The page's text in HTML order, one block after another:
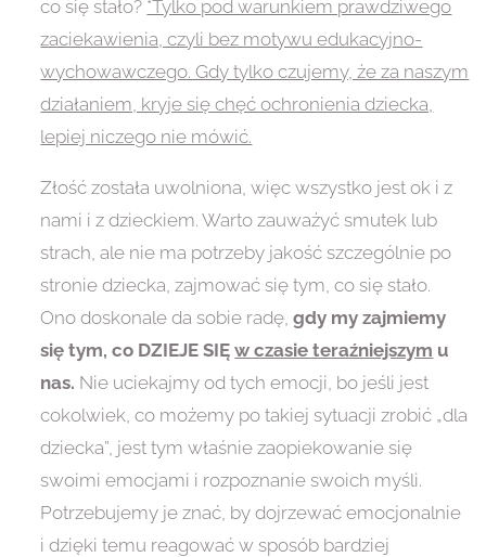
co się stało? *Tylko pod warunkiem prawdziwego
zaciekawienia, czyli bez motywu edukacyjno-
wychowawczego. Gdy tylko czujemy, że za naszym
działaniem, kryje się chęć ochronienia dziecka,
lepiej niczego nie mówić.
Złość została uwolniona, więc wszystko jest ok i z
nami i z dzieckiem. Warto zauważyć smutek lub
strach, ale nie ma potrzeby jakość szczególnie po
stronie dziecka, zajmować się tym, co się stało.
Ono doskonale da sobie radę,gdy my zajmiemy
się tym, co DZIEJE SIĘw czasie teraźniejszym u
nas. Nie uciekajmy od tych emocji, bo jeśli jest
cokolwiek, co możemy po takiej sytuacji zrobić „dla
dziecka”, jest tym właśnie zaopiekowanie się
swoimi emocjami i rozpoznanie swoich myśli.
Potrzebujemy je znać, by dojrzewać emocjonalnie
i dzięki temu reagować w sposób bardziej